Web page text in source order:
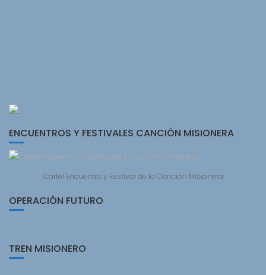
ENCUENTROS Y FESTIVALES CANCIÓN MISIONERA
Cartel Encuentro y Festival de la Canción Misionera
OPERACIÓN FUTURO
TREN MISIONERO